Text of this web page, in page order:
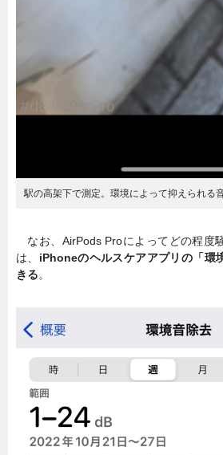
駅の高架下で測定。環境によって抑えられる
なお、AirPods Proによってどの程度
は、 iPhoneのヘルスケアアプリの「環
きる。